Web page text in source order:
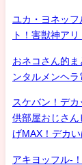
ユカ・ヨネッフ
ト！害獣神ア
おネコさん的
ンタルメンヘ
スケバン！デ
供部屋おじさ
げMAX！デカ
アキヨッフル-